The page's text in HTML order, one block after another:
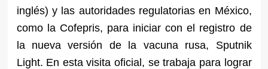
inglés) y las autoridades regulatorias en México,
como la Cofepris, para iniciar con el registro de
la nueva versión de la vacuna rusa, Sputnik
Light. En esta visita oficial, se trabaja para lograr